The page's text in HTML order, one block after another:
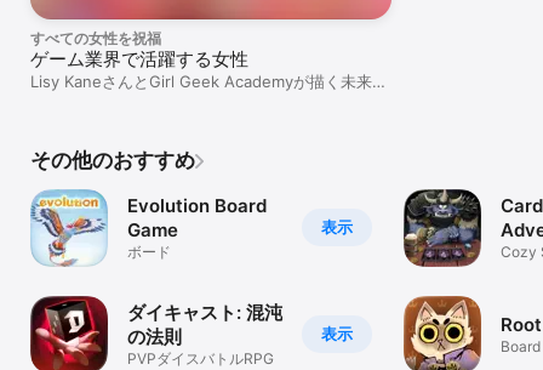
すべての女性を祝福
ゲーム業界で活躍する女性
Lisy KaneさんとGirl Geek Academyが描く未来の
その他のおすすめ
表示
Evolution Board
Game
ボード
表示
ダイキャスト: 混沌
の法則
PVPダイスバトルRPG
Cozy